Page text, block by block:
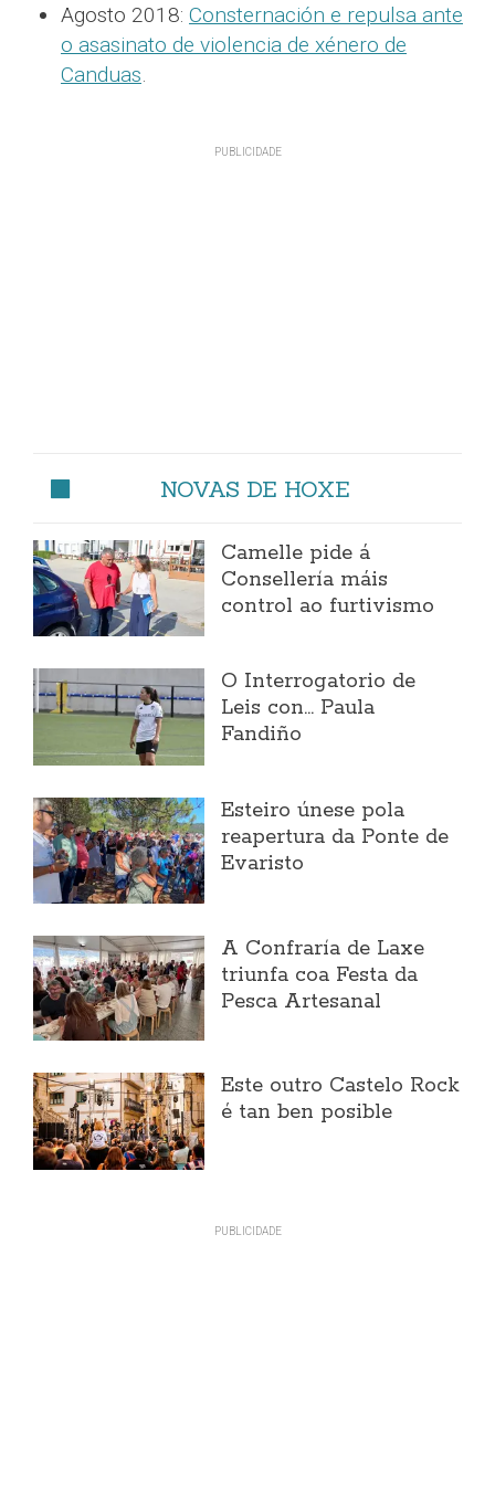
Agosto 2018: Consternación e repulsa ante
o asasinato de violencia de xénero de
Canduas.
NOVAS DE HOXE
Camelle pide á
Consellería máis
control ao furtivismo
O Interrogatorio de
Leis con... Paula
Fandiño
Esteiro únese pola
reapertura da Ponte de
Evaristo
A Confraría de Laxe
triunfa coa Festa da
Pesca Artesanal
Este outro Castelo Rock
é tan ben posible